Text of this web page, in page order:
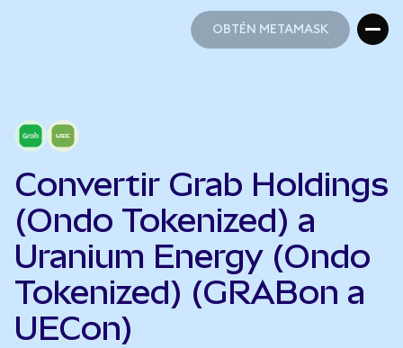
OBTÉN METAMASK
Convertir Grab Holdings
(Ondo Tokenized) a
Uranium Energy (Ondo
Tokenized) (GRABon a
UECon)